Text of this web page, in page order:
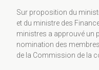
Sur proposition du
et du ministre des
ministres a approuvé un
nomination des
de la Commission de la